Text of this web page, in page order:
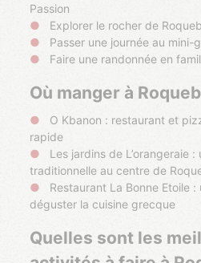
Passion
Explorer le rocher de
Passer une journée au mini-
Faire une randonnée en
Où manger à
O Kbanon : restaurant et
rapide
Les jardins de L’orangeraie
traditionnelle au centre de
Restaurant La Bonne Etoile
déguster la cuisine grecque
Quelles sont les